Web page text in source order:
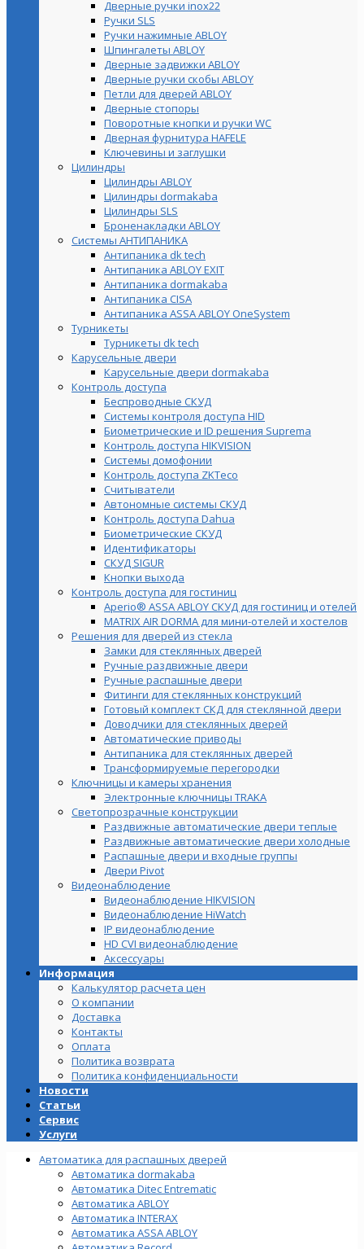
Дверные ручки inox22
Ручки SLS
Ручки нажимные ABLOY
Шпингалеты ABLOY
Дверные задвижки ABLOY
Дверные ручки скобы ABLOY
Петли для дверей ABLOY
Дверные стопоры
Поворотные кнопки и ручки WC
Дверная фурнитура HAFELE
Ключевины и заглушки
Цилиндры
Цилиндры ABLOY
Цилиндры dormakaba
Цилиндры SLS
Броненакладки ABLOY
Системы АНТИПАНИКА
Антипаника dk tech
Антипаника ABLOY EXIT
Антипаника dormakaba
Антипаника СISA
Антипаника ASSA ABLOY OneSystem
Турникеты
Турникеты dk tech
Карусельные двери
Карусельные двери dormakaba
Контроль доступа
Беспроводные СКУД
Системы контроля доступа HID
Биометрические и ID решения Suprema
Контроль доступа HIKVISION
Системы домофонии
Контроль доступа ZKTeco
Считыватели
Автономные системы СКУД
Контроль доступа Dahua
Биометрические СКУД
Идентификаторы
СКУД SIGUR
Кнопки выхода
Контроль доступа для гостиниц
Aperio® ASSA ABLOY СКУД для гостиниц и отелей
MATRIX AIR DORMA для мини-отелей и хостелов
Решения для дверей из стекла
Замки для стеклянных дверей
Ручные раздвижные двери
Ручные распашные двери
Фитинги для стеклянных конструкций
Готовый комплект СКД для стеклянной двери
Доводчики для стеклянных дверей
Автоматические приводы
Антипаника для стеклянных дверей
Трансформируемые перегородки
Ключницы и камеры хранения
Электронные ключницы TRAKA
Светопрозрачные конструкции
Раздвижные автоматические двери теплые
Раздвижные автоматические двери холодные
Распашные двери и входные группы
Двери Pivot
Видеонаблюдение
Видеонаблюдение HIKVISION
Видеонаблюдение HiWatch
IP видеонаблюдение
HD CVI видеонаблюдение
Аксессуары
Информация
Калькулятор расчета цен
О компании
Доставка
Контакты
Оплата
Политика возврата
Политика конфиденциальности
Новости
Статьи
Сервис
Услуги
Автоматика для распашных дверей
Автоматика dormakaba
Автоматика Ditec Entrematic
Автоматика ABLOY
Автоматика INTERAX
Автоматика ASSA ABLOY